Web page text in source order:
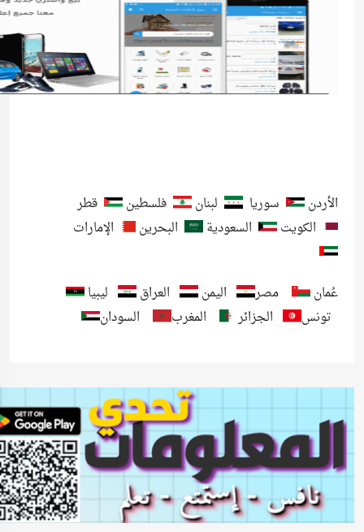
الأردن سوريا لبنان فلسطين
قطر
الكويت
السعودية البحرين الإمارات
عُمان مصر اليمن العراق
ليبيا
تونس
الجزائر المغرب السودان